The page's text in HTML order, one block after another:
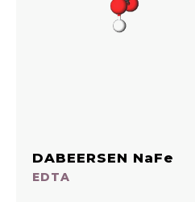
DABEERSEN NaFe
EDTA